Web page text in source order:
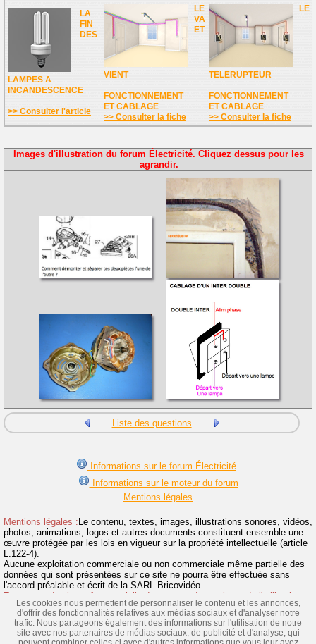
Vidéos|Dossiers|Fiches|Toute l'électricité| Fabricants|
LA
FIN
DES
LAMPES A
INCANDESCENCE
>> Consulter l'article
LE
VA
ET
VIENT
FONCTIONNEMENT
ET CABLAGE
>> Consulter la fiche
LE
TELERUPTEUR
FONCTIONNEMENT
ET CABLAGE
>> Consulter la fiche
Images d'illustration du forum Électricité. Cliquez dessus pour les
agrandir.
Liste des questions
Informations sur le forum Électricité
Informations sur le moteur du forum
Mentions légales
Mentions légales : Le contenu, textes, images, illustrations sonores, vidéos,
photos, animations, logos et autres documents constituent ensemble une
œuvre protégée par les lois en vigueur sur la propriété intellectuelle (article
L.122-4).
Aucune exploitation commerciale ou non commerciale même partielle des
données qui sont présentées sur ce site ne pourra être effectuée sans
l'accord préalable et écrit de la SARL Bricovidéo.
Toute reproduction même partielle du contenu de ce site et de l'utilisation
de la marque Bricovidéo sans autorisation sont interdites et donneront suite
à des poursuites.>> Lire la suite
Les cookies nous permettent de personnaliser le contenu et les annonces,
d'offrir des fonctionnalités relatives aux médias sociaux et d'analyser notre
trafic. Nous partageons également des informations sur l'utilisation de notre
site avec nos partenaires de médias sociaux, de publicité et d'analyse, qui